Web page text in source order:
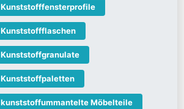
Kunststofffensterprofile
Kunststoffflaschen
Kunststoffgranulate
Kunststoffpaletten
kunststoffummantelte Möbelteile